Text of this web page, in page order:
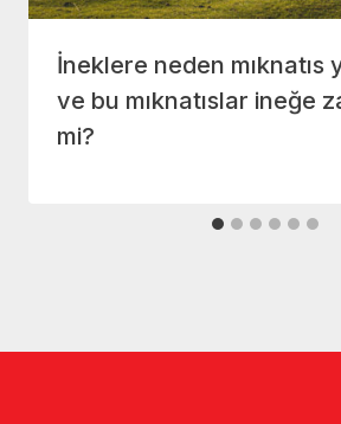
İneklere neden mıknatıs
ve bu mıknatıslar ineğe
mi?